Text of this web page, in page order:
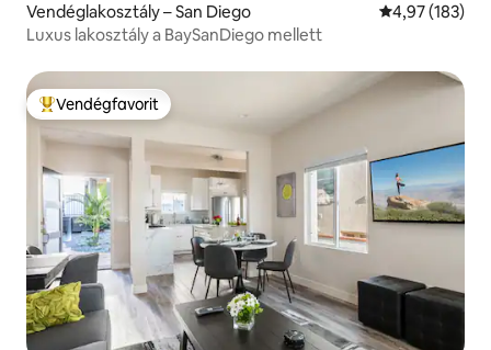
Vendéglakosztály – San Diego Átlagos
4,97 (183)
Luxus lakosztály a BaySanDiego mellett
Kiemelt vendégfavorit
Vendégfavorit